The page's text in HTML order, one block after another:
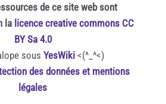
de ce site web sont
la licence creative commons CC
BY Sa 4.0
sous YesWiki<(^_^<)
des données et mentions
légales